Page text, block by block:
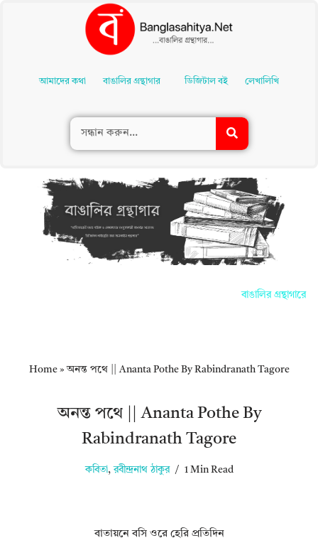
Contentআমাদের কথা বাঙালির গ্রন্থাগার ডিজিটাল বই লেখালিখি
বাঙালির গ্রন্থাগারে
Home»অনন্ত পথে || Ananta Pothe By Rabindranath Tagore
অনন্ত পথে || Ananta Pothe By
Rabindranath Tagore
কবিতা, রবীন্দ্রনাথ ঠাকুর 1 Min Read
বাতায়নে বসি ওরে হেরি প্রতিদিন